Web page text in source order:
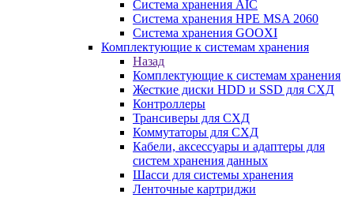
Система хранения AIC
Система хранения HPE MSA 2060
Система хранения GOOXI
Комплектующие к системам хранения
Назад
Комплектующие к системам хранения
Жесткие диски HDD и SSD для СХД
Контроллеры
Трансиверы для СХД
Коммутаторы для СХД
Кабели, аксессуары и адаптеры для
систем хранения данных
Шасси для системы хранения
Ленточные картриджи